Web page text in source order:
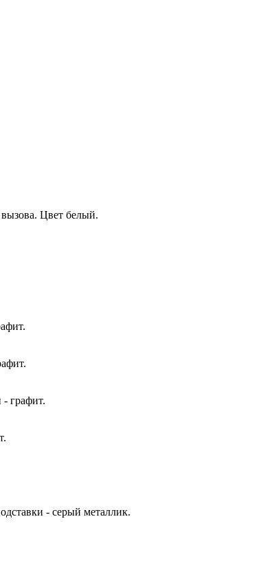
Цвет белый.
- графит.
- серый металлик.